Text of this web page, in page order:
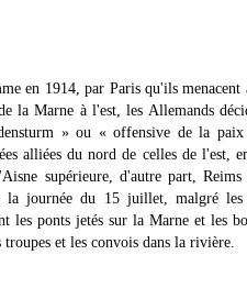
en 1914, par Paris qu'ils
la Marne à l'est, les Allemands
» ou « offensive de la
alliées du nord de celles de l'est,
supérieure, d'autre part,
la journée du 15 juillet, malgré
les ponts jetés sur la Marne et les
et les convois dans la rivière.